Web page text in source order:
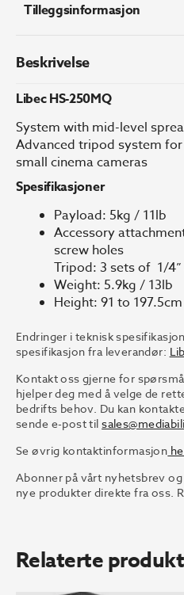
Tilleggsinformasjon
Beskrivelse
Libec HS-250MQ
System with mid-level
Advanced tripod system
small cinema cameras
Spesifikasjoner
Payload: 5kg / 11lb
Accessory
screw holes
Tripod: 3 sets of 1/
Weight: 5.9kg / 13lb
Height: 91 to
Endringer i teknisk
spesifikasjon fra leverandør:
Kontakt oss gjerne for
hjelper deg med å velge de
bedrifts behov. Du kan
sende e-post til
Se øvrig kontaktinformasjon
Abonner på vårt nyhetsbrev
nye produkter direkte fra oss.
Relaterte